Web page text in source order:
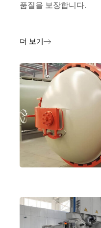
품질을 보장합니다.
더 보기